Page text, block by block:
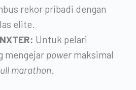
rekor pribadi dengan
elite.
Untuk pelari
mengejar power maksimal
marathon